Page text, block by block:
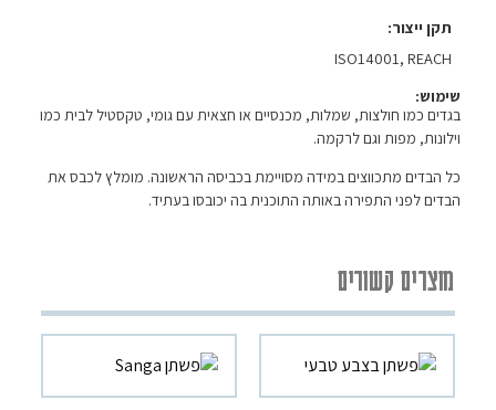
תקן ייצור
ISO14001, REACH
שימוש:
בגדים כמו חולצות, שמלות, מכנסיים או חצאית עם גומי, טקסטיל לבית כמו
וילונות, מפות וגם לרקמה.
כל הבדים מתכווצים במידה מסויימת בכביסה הראשונה. מומלץ לכבס את
הבדים לפני התפירה באותה התוכנית בה יכובסו בעתיד.
מוצרים קשורים